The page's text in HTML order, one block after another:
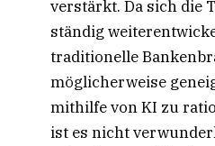
verstärkt. Da sich die
ständig
traditionelle
möglicherweise
mithilfe von KI zu
ist es nicht